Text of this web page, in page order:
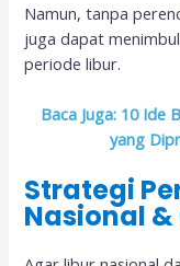
Namun, tanpa
juga dapat
periode libur.
Baca Juga: 10 Ide
yang
Strategi
Nasional &